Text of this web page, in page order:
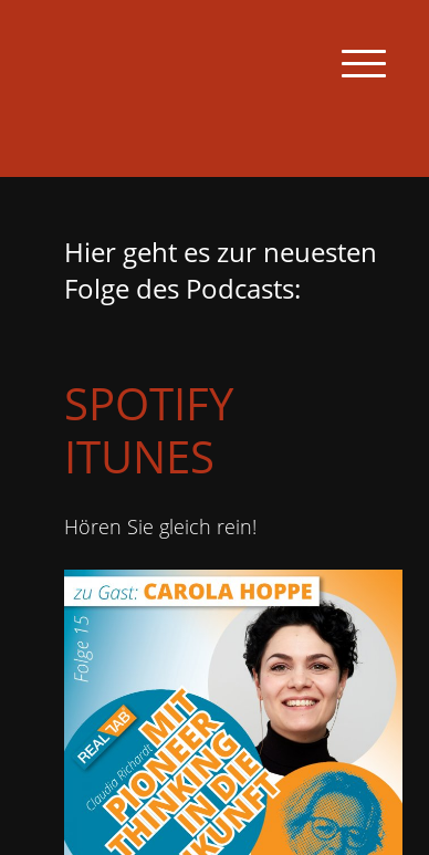
zum
Hier geht es zur neuesten
Folge des Podcasts:
SPOTIFY
ITUNES
Hören Sie gleich rein!